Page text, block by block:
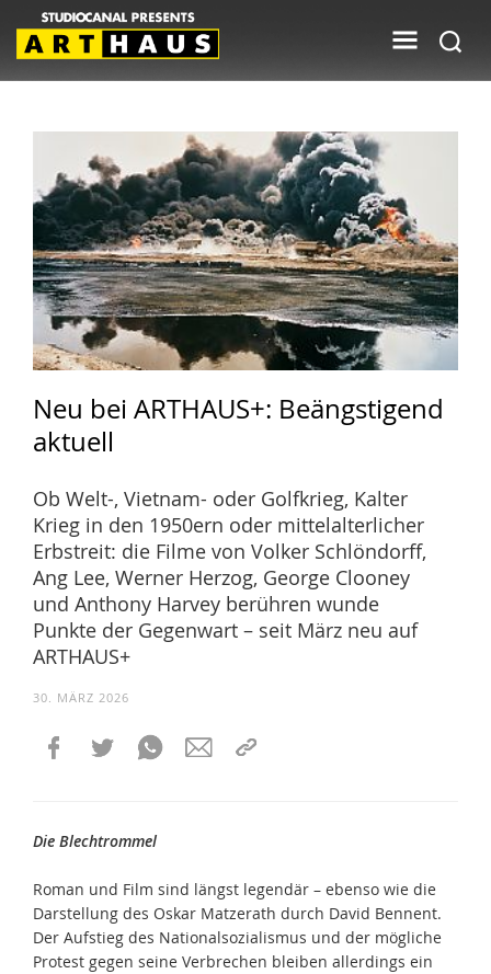
Neu bei ARTHAUS+: Beängstigend
aktuell
Ob Welt-, Vietnam- oder Golfkrieg, Kalter
Krieg in den 1950ern oder mittelalterlicher
Erbstreit: die Filme von Volker Schlöndorff,
Ang Lee, Werner Herzog, George Clooney
und Anthony Harvey berühren wunde
Punkte der Gegenwart – seit März neu auf
ARTHAUS+
30. MÄRZ 2026
Die Blechtrommel
Roman und Film sind längst legendär – ebenso wie die
Darstellung des Oskar Matzerath durch David Bennent.
Der Aufstieg des Nationalsozialismus und der mögliche
Protest gegen seine Verbrechen bleiben allerdings ein